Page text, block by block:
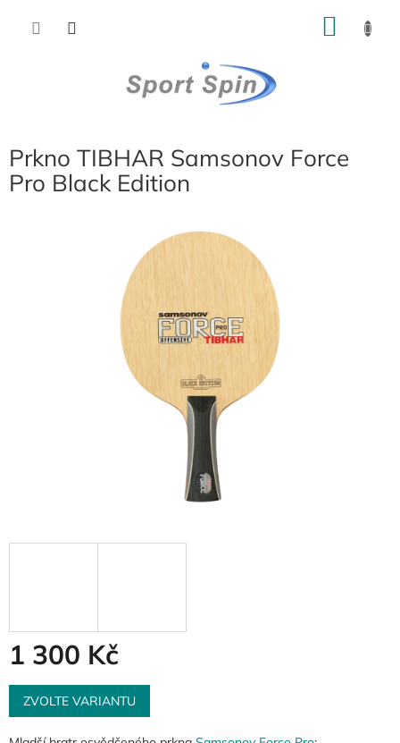
Prkno TIBHAR Samsonov Force
Pro Black Edition
1 300 Kč
Měrná
cena:
ZVOLTE VARIANTU